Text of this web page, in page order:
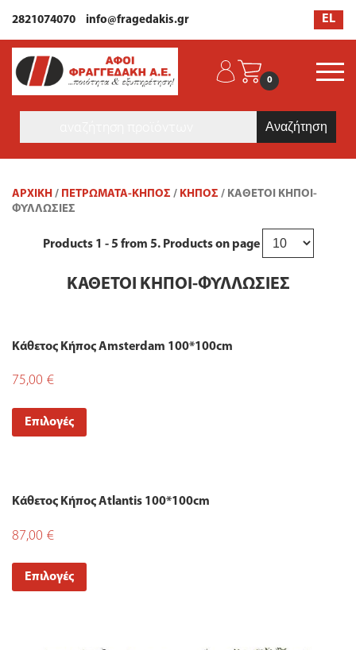
2821074070 info@fragedakis.gr EL
0
ΑΡΧΙΚΉ / ΠΕΤΡΩΜΑΤΑ-ΚΗΠΟΣ / ΚΉΠΟΣ / ΚΆΘΕΤΟΙ ΚΉΠΟΙ-
ΦΥΛΛΩΣΙΈΣ
Products 1 - 5 from 5. Products on page
ΚΆΘΕΤΟΙ ΚΉΠΟΙ-ΦΥΛΛΩΣΙΈΣ
Κάθετος Κήπος Amsterdam 100*100cm
75,00 €
Επιλογές
Κάθετος Κήπος Atlantis 100*100cm
87,00 €
Επιλογές